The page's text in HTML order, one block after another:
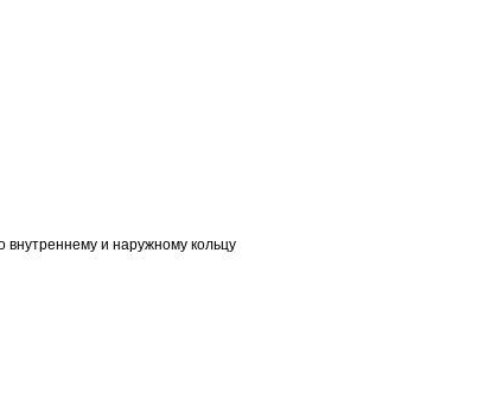
и наружному кольцу